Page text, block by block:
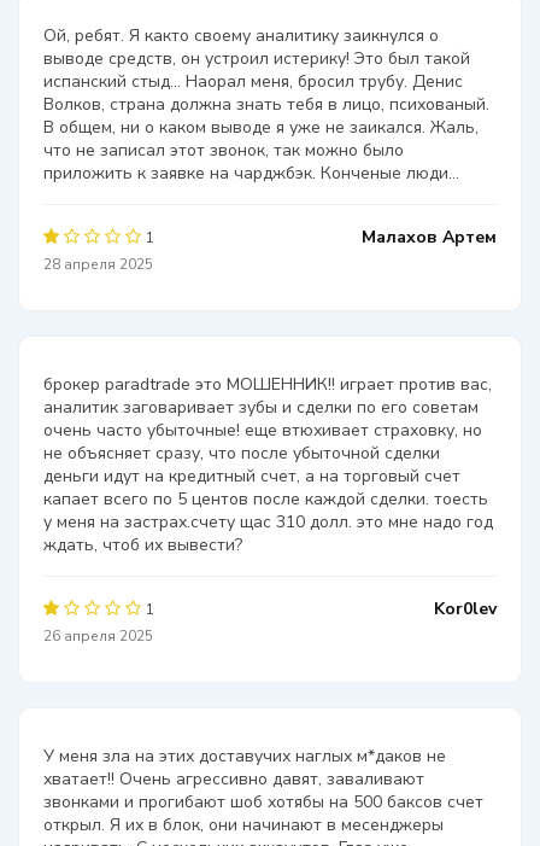
Ой, ребят. Я както своему аналитику заикнулся о
выводе средств, он устроил истерику! Это был такой
испанский стыд... Наорал меня, бросил трубу. Денис
Волков, страна должна знать тебя в лицо, психованый.
В общем, ни о каком выводе я уже не заикался. Жаль,
что не записал этот звонок, так можно было
приложить к заявке на чарджбэк. Конченые люди...
1
28 апреля 2025
Малахов Артем
брокер paradtrade это МОШЕННИК!! играет против вас,
аналитик заговаривает зубы и сделки по его советам
очень часто убыточные! еще втюхивает страховку, но
не объясняет сразу, что после убыточной сделки
деньги идут на кредитный счет, а на торговый счет
капает всего по 5 центов после каждой сделки. тоесть
у меня на застрах.счету щас 310 долл. это мне надо год
ждать, чтоб их вывести?
1
26 апреля 2025
Kor0lev
У меня зла на этих доставучих наглых м*даков не
хватает!! Очень агрессивно давят, заваливают
звонками и прогибают шоб хотябы на 500 баксов счет
открыл. Я их в блок, они начинают в месенджеры